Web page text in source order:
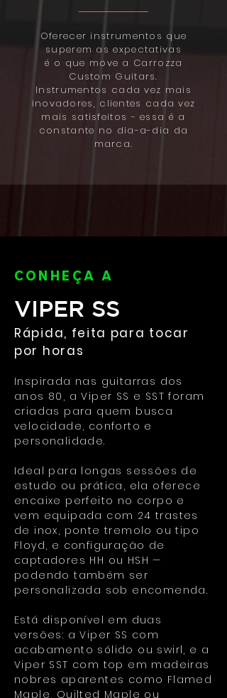
Oferecer instrumentos que
superem as expectativas
é o que move a Carrozza
Custom Guitars.
Instrumentos cada vez mais
inovadores, clientes cada vez
mais satisfeitos - essa é a
constante no dia-a-dia da
marca.
CONHEÇA A
VIPER SS
Rápida, feita para tocar
por horas
Inspirada nas guitarras dos
anos 80, a Viper SS e SST foram
criadas para quem busca
velocidade, conforto e
personalidade.
Ideal para longas sessões de
estudo ou prática, ela oferece
encaixe perfeito no corpo e
vem equipada com 24 trastes
de inox, ponte tremolo ou tipo
Floyd, e configuração de
captadores HH ou HSH —
podendo também ser
personalizada sob encomenda.
Está disponível em duas
versões: a Viper SS com
acabamento sólido ou swirl, e a
Viper SST com top em madeiras
nobres aparentes como Flamed
Maple, Quilted Maple ou